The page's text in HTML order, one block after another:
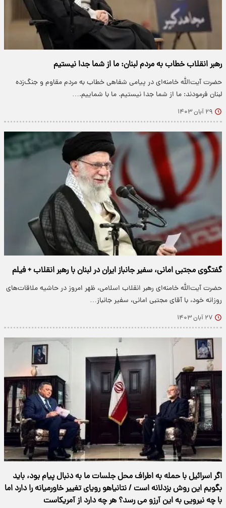
رهبر انقلاب خطاب به مردم لبنان: ما از شما جدا نیستیم
حضرت آیت‌الله خامنه‌ای در پیامی شفاهی خطاب به مردم مقاوم و جنگ‌زده
لبنان فرمودند: ما از شما جدا نیستیم. ما با شماییم.…
۲۹ آبان ۱۴۰۳
گفتگوی مجتبی امانی، سفیر جانباز ایران در لبنان با رهبر انقلاب + فیلم
حضرت آیت‌الله خامنه‌ای رهبر انقلاب اسلامی، ظهر امروز در حاشیه ملاقات‌های
روزانه خود، با آقای مجتبی امانی، سفیر جانباز…
۲۷ آبان ۱۴۰۳
اگر اسرائیل با حمله به اطراف محل جلسات ما به دنبال پیام بود، باید
بگویم این روش بزدلانه است / نتانیاهو رویای تغییر خاورمیانه را دارد اما
با چه نیرویی به این آرزو می رسد؟ هر چه دارد از آمریکاست